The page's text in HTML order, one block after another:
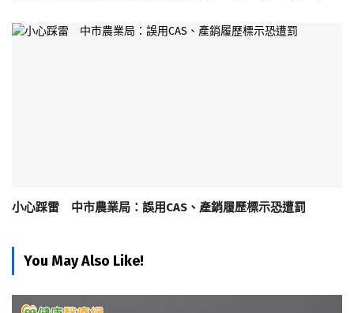
小心踩雷 中市農業局：誤用CAS、產銷履歷標示恐遭罰
You May Also Like!